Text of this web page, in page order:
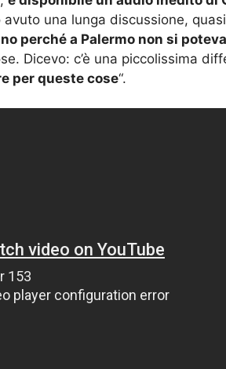
avuto una lunga discussione,
perché a Palermo non si
Dicevo: c’è una piccolissima
per queste cose“.